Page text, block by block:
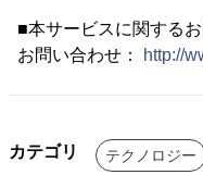
■本サービスに関する
お問い合わせ：
http://
カテゴリ テクノロジー